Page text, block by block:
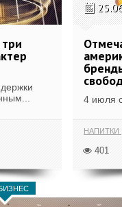
4 июля
НАПИТКИ
401